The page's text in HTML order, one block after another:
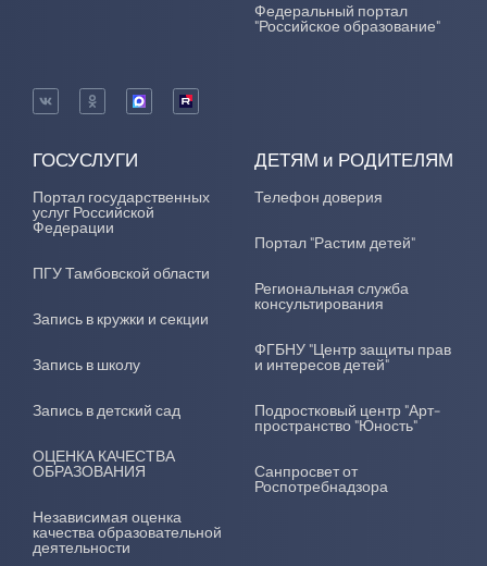
Федеральный портал
"Российское образование"
ГОСУСЛУГИ
Портал государственных
услуг Российской
Федерации
ПГУ Тамбовской области
Запись в кружки и секции
Запись в школу
Запись в детский сад
ОЦЕНКА КАЧЕСТВА
ОБРАЗОВАНИЯ
Независимая оценка
качества образовательной
деятельности
ДЕТЯМ и РОДИТЕЛЯМ
Телефон доверия
Портал "Растим детей"
Региональная служба
консультирования
ФГБНУ "Центр защиты прав
и интересов детей"
Подростковый центр "Арт-
пространство "Юность"
Санпросвет от
Роспотребнадзора